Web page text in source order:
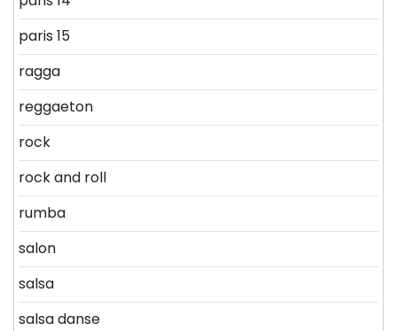
paris 15
ragga
reggaeton
rock
rock and roll
rumba
salon
salsa
salsa danse